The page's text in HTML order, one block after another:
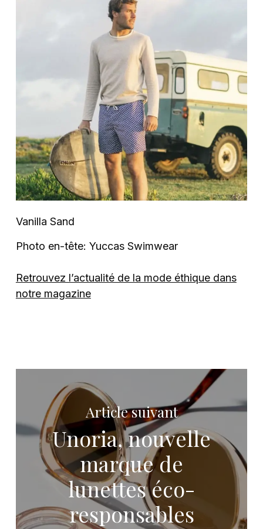
Vanilla Sand
Photo en-tête: Yuccas Swimwear
Retrouvez l’actualité de la mode éthique dans
notre magazine
Article suivant
Unoria, nouvelle
marque de
lunettes éco-
responsables